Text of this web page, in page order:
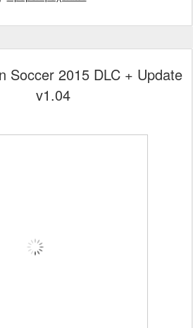
Soccer 2015 DLC + Update
v1.04